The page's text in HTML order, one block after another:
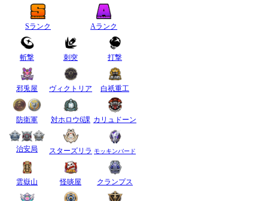
Sランク Aランク
斬撃 刺突 打撃
邪兎屋 ヴィクトリア 白祇重工
防衛軍 対ホロウ6課 カリュドーン
治安局 スターズリラ モッキンバード
雲嶽山 怪啖屋 クランプス